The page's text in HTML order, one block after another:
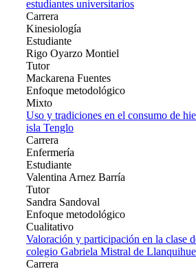
estudiantes universitarios
Carrera
Kinesiología
Estudiante
Rigo Oyarzo Montiel
Tutor
Mackarena Fuentes
Enfoque metodológico
Mixto
Uso y tradiciones en el consumo de
isla Tenglo
Carrera
Enfermería
Estudiante
Valentina Arnez Barría
Tutor
Sandra Sandoval
Enfoque metodológico
Cualitativo
Valoración y participación en la clase
colegio Gabriela Mistral de
Carrera